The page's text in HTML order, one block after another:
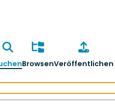
BrowsenVeröffentlichen